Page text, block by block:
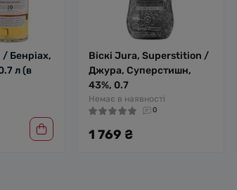
/ Бенріах,
л (в
Віскі Jura, Superstition /
Джура, Суперстишн,
43%, 0.7
Немає в наявності
0
1 769 ₴